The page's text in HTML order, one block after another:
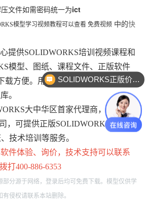
文件如需密码统一为ict
模型学习视频教程可以查看 免费视频 中的快
提供SOLIDWORKS培训视频课程和
模型、图纸、课程文件、正版软件
载方便。用户可以在线免费注册下载
。
大中华区首家代理商，最大经
，可提供正版SOLIDWORKS免费试
技术培训等服务。
软件体验、询价，技术支持可以联系
打400-886-6353
部分源于网络，登录后均可免费下载。模型仅供学
侵权请联系本站删除。
SOLIDWORKS正版价格？